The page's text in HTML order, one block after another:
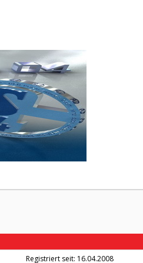
Registriert seit: 16.04.2008